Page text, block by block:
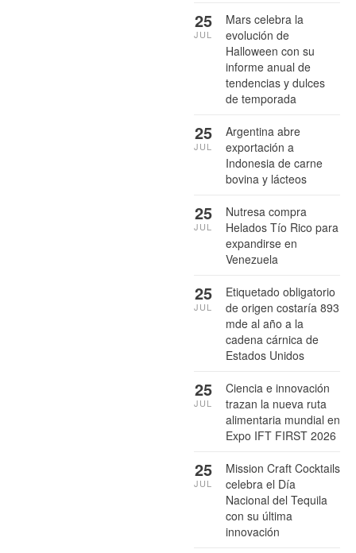
Mars celebra la
evolución de
Halloween con su
informe anual de
tendencias y dulces
de temporada
25
JUL
Argentina abre
exportación a
Indonesia de carne
bovina y lácteos
25
JUL
Nutresa compra
Helados Tío Rico para
expandirse en
Venezuela
25
JUL
Etiquetado obligatorio
de origen costaría 893
mde al año a la
cadena cárnica de
Estados Unidos
25
JUL
Ciencia e innovación
trazan la nueva ruta
alimentaria mundial en
Expo IFT FIRST 2026
25
JUL
Mission Craft Cocktails
celebra el Día
Nacional del Tequila
con su última
innovación
25
JUL